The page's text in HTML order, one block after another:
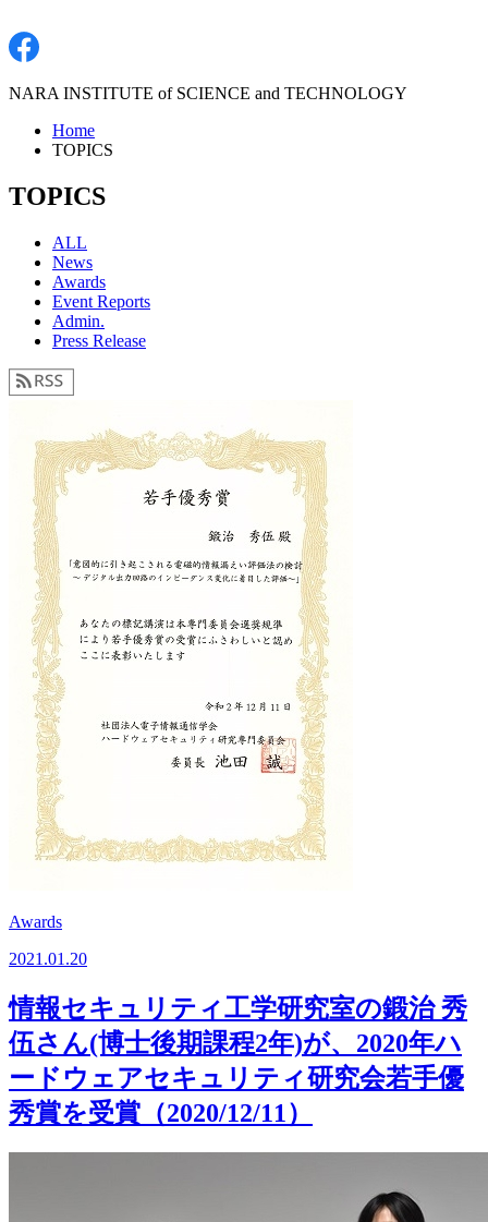
NARA INSTITUTE of SCIENCE and TECHNOLOGY
Home
TOPICS
TOPICS
ALL
News
Awards
Event Reports
Admin.
Press Release
Awards
2021.01.20
情報セキュリティ工学研究室の鍛治 秀
伍さん(博士後期課程2年)が、2020年ハ
ードウェアセキュリティ研究会若手優
秀賞を受賞（2020/12/11）